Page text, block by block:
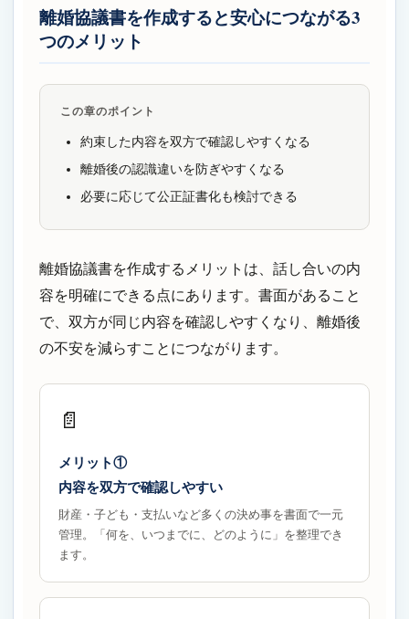
離婚協議書を作成すると安心につながる3
つのメリット
この章のポイント
約束した内容を双方で確認しやすくなる
離婚後の認識違いを防ぎやすくなる
必要に応じて公正証書化も検討できる
離婚協議書を作成するメリットは、話し合いの内
容を明確にできる点にあります。書面があること
で、双方が同じ内容を確認しやすくなり、離婚後
の不安を減らすことにつながります。
📄
メリット①
内容を双方で確認しやすい
財産・子ども・支払いなど多くの決め事を書面で一元
管理。「何を、いつまでに、どのように」を整理でき
ます。